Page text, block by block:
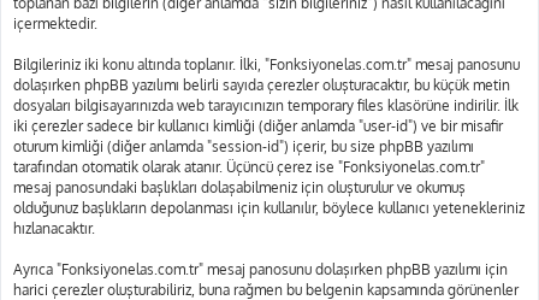
içermektedir.
Bilgileriniz iki konu altında toplanır. İlki, "Fonksiyonelas.com.tr" mesaj panosunu
dolaşırken phpBB yazılımı belirli sayıda çerezler oluşturacaktır, bu küçük metin
dosyaları bilgisayarınızda web tarayıcınızın temporary files klasörüne indirilir. İlk
iki çerezler sadece bir kullanıcı kimliği (diğer anlamda "user-id") ve bir misafir
oturum kimliği (diğer anlamda "session-id") içerir, bu size phpBB yazılımı
tarafından otomatik olarak atanır. Üçüncü çerez ise "Fonksiyonelas.com.tr"
mesaj panosundaki başlıkları dolaşabilmeniz için oluşturulur ve okumuş
olduğunuz başlıkların depolanması için kullanılır, böylece kullanıcı yetenekleriniz
hızlanacaktır.
Ayrıca "Fonksiyonelas.com.tr" mesaj panosunu dolaşırken phpBB yazılımı için
harici çerezler oluşturabiliriz, buna rağmen bu belgenin kapsamında görünenler